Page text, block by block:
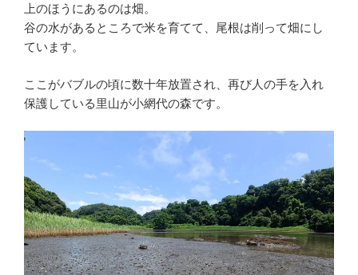
上のほうにあるのは畑。
谷の水があるところで米を育てて、尾根は削って畑にし
ています。
ここがバブルの頃に数十年放置され、再び人の手を入れ
保護している里山が小網代の森です。